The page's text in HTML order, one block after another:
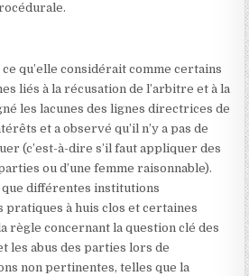
qu’elle considérait comme certains
liés à la récusation de l’arbitre et à la
les lacunes des lignes directrices de
et a observé qu’il n’y a pas de
(c’est-à-dire s’il faut appliquer des
ou d’une femme raisonnable).
différentes institutions
à huis clos et certaines
règle concernant la question clé des
les abus des parties lors de
non pertinentes, telles que la